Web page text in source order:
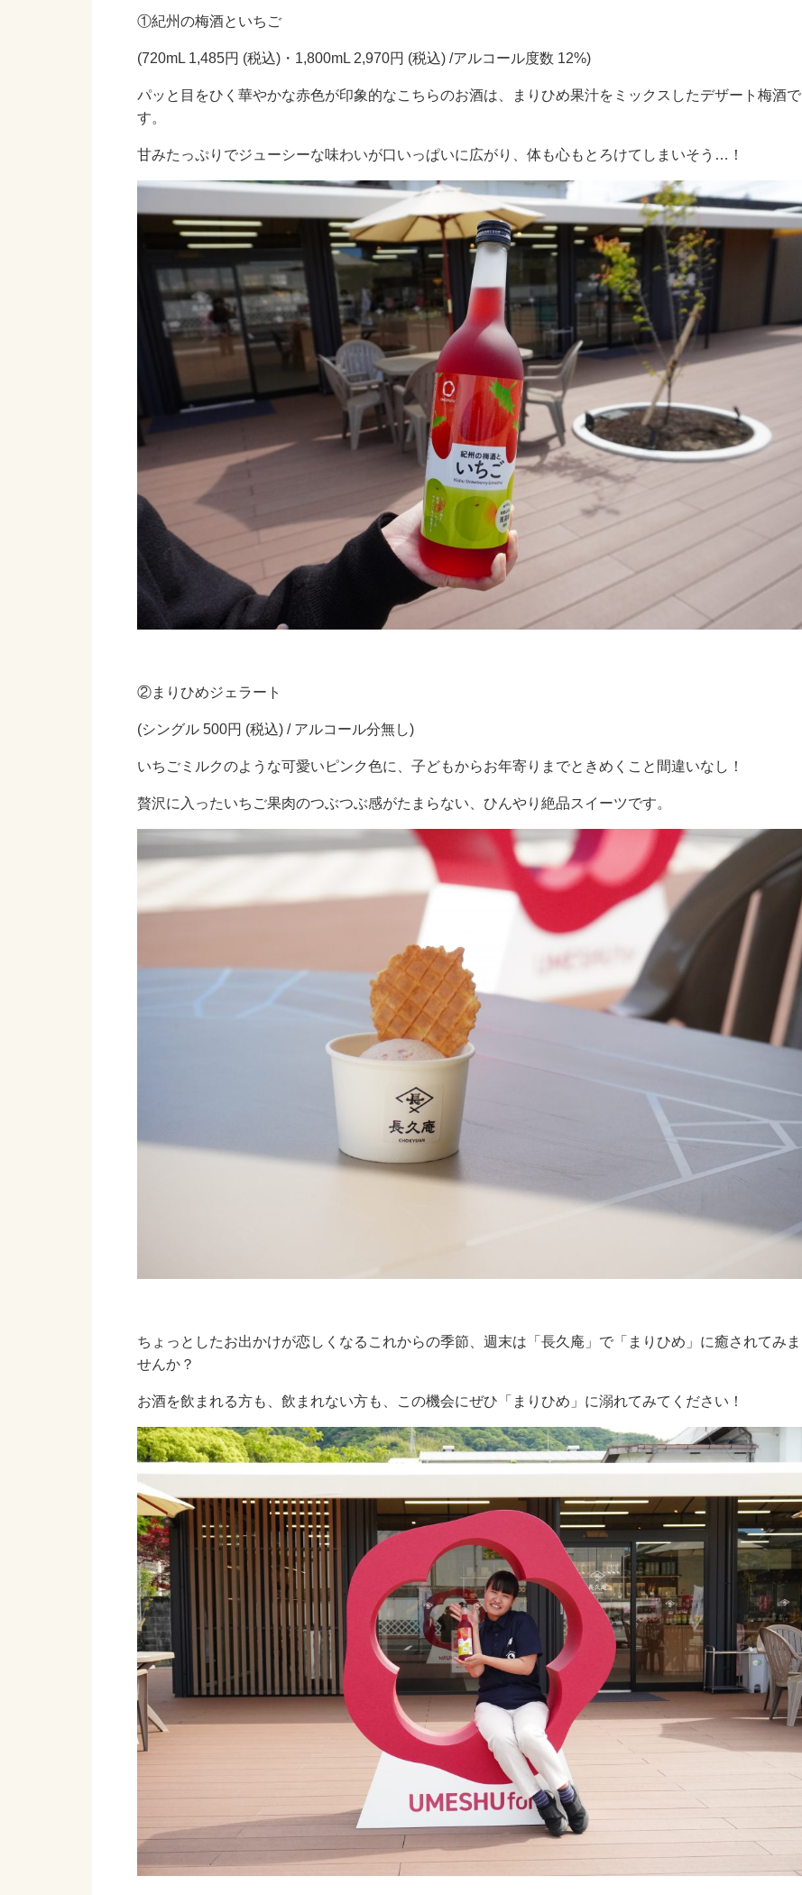
①紀州の梅酒といちご
(720mL 1,485円 (税込)・1,800mL 2,970円 (税込) /アルコール度数 12%)
パッと目をひく華やかな赤色が印象的なこちらのお酒は、まりひめ果汁をミックスしたデザート梅酒で
す。
甘みたっぷりでジューシーな味わいが口いっぱいに広がり、体も心もとろけてしまいそう…！
②まりひめジェラート
(シングル 500円 (税込) / アルコール分無し)
いちごミルクのような可愛いピンク色に、子どもからお年寄りまでときめくこと間違いなし！
贅沢に入ったいちご果肉のつぶつぶ感がたまらない、ひんやり絶品スイーツです。
ちょっとしたお出かけが恋しくなるこれからの季節、週末は「長久庵」で「まりひめ」に癒されてみま
せんか？
お酒を飲まれる方も、飲まれない方も、この機会にぜひ「まりひめ」に溺れてみてください！